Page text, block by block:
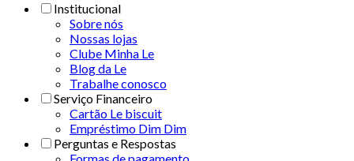
Institucional
Sobre nós
Nossas lojas
Clube Minha Le
Blog da Le
Trabalhe conosco
Serviço Financeiro
Cartão Le biscuit
Empréstimo Dim Dim
Perguntas e Respostas